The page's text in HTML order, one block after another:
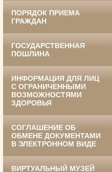
Ануприенко Иван Васильевич
Участник Великой Отечественной войны
в период с 1965 по 1984 гг.
Винник Евдокия Трофимовна
ПОРЯДОК ПРИЕМА
ГРАЖДАН
ГОСУДАРСТВЕННАЯ
ПОШЛИНА
ИНФОРМАЦИЯ ДЛЯ ЛИЦ
С ОГРАНИЧЕННЫМИ
ВОЗМОЖНОСТЯМИ
ЗДОРОВЬЯ
СОГЛАШЕНИЕ ОБ
ОБМЕНЕ ДОКУМЕНТАМИ
В ЭЛЕКТРОННОМ ВИДЕ
ВИРТУАЛЬНЫЙ МУЗЕЙ